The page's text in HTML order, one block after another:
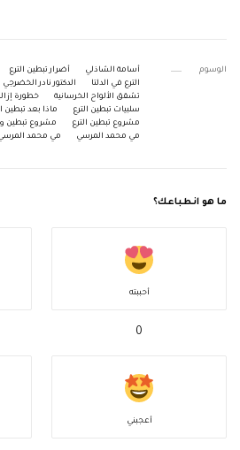
الوسوم أسامة الشاذلي أضرار تبطين الترع
الترع في الدلتا
الدكتور نادر الخضرجي
تشقق الألواح الخرسانية
خطورة
سلبيات تبطين الترع
ماذا بعد تبطين
مشروع تبطين الترع
مشروع تبطين
مي محمد المرسي
مي محمد
ما هو انطباعك؟
أحببته
0
أعجبني